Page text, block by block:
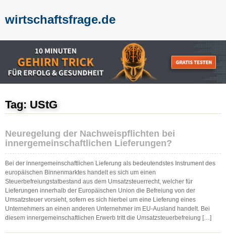
wirtschaftsfrage.de
Tag: UStG
Neuregelung der Nachweispflichten bei
innergemeinschaftlichen Lieferungen?
Bei der innergemeinschaftlichen Lieferung als bedeutendstes Instrument des
europäischen Binnenmarktes handelt es sich um einen
Steuerbefreiungstatbestand aus dem Umsatzsteuerrecht, welcher für
Lieferungen innerhalb der Europäischen Union die Befreiung von der
Umsatzsteuer vorsieht, sofern es sich hierbei um eine Lieferung eines
Unternehmers an einen anderen Unternehmer im EU-Ausland handelt. Bei
diesem innergemeinschaftlichen Erwerb tritt die Umsatzsteuerbefreiung […]